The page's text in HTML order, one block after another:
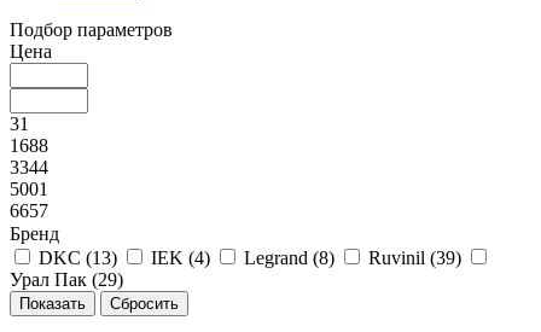
Подбор параметров
Цена
31
1688
3344
5001
6657
Бренд
DKC (13) IEK (4) Legrand (8) Ruvinil (39)
Урал Пак (29)